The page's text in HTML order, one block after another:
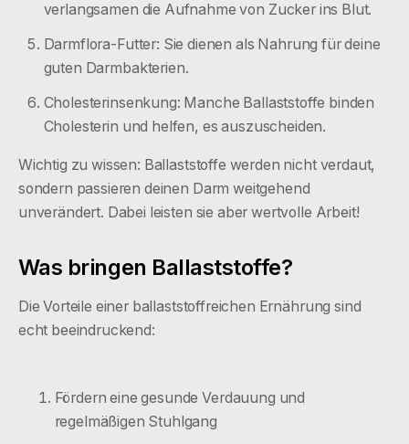
verlangsamen die Aufnahme von Zucker ins Blut.
Darmflora-Futter: Sie dienen als Nahrung für deine
guten Darmbakterien.
Cholesterinsenkung: Manche Ballaststoffe binden
Cholesterin und helfen, es auszuscheiden.
Wichtig zu wissen: Ballaststoffe werden nicht verdaut,
sondern passieren deinen Darm weitgehend
unverändert. Dabei leisten sie aber wertvolle Arbeit!
Was bringen Ballaststoffe?
Die Vorteile einer ballaststoffreichen Ernährung sind
echt beeindruckend:
Fördern eine gesunde Verdauung und
regelmäßigen Stuhlgang